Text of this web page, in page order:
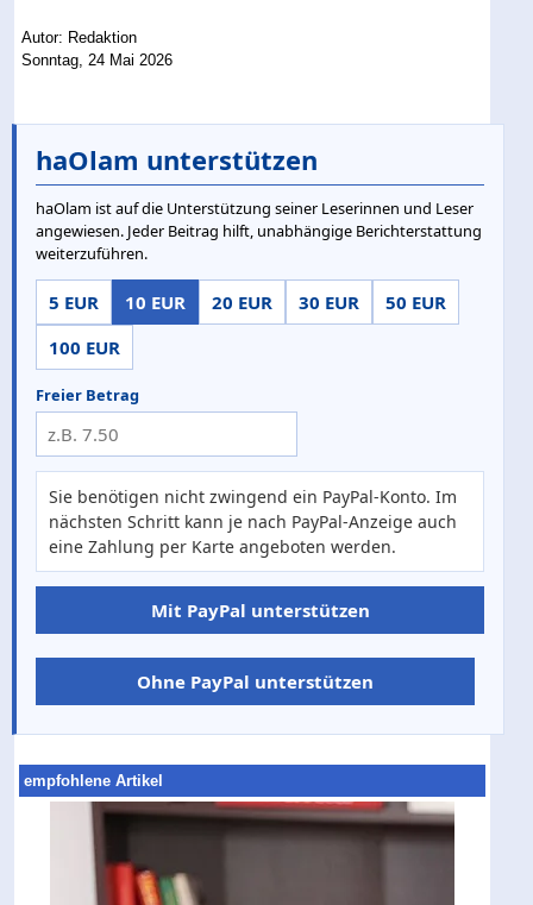
Autor: Redaktion
Sonntag, 24 Mai 2026
haOlam unterstützen
haOlam ist auf die Unterstützung seiner Leserinnen und Leser
angewiesen. Jeder Beitrag hilft, unabhängige Berichterstattung
weiterzuführen.
5 EUR 10 EUR 20 EUR 30 EUR
50 EUR
100 EUR
Freier Betrag
Sie benötigen nicht zwingend ein PayPal-Konto. Im
nächsten Schritt kann je nach PayPal-Anzeige auch
eine Zahlung per Karte angeboten werden.
Mit PayPal unterstützen
Ohne PayPal unterstützen
empfohlene Artikel